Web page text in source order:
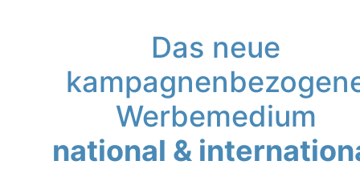
Das neue
Werbemedium
national &